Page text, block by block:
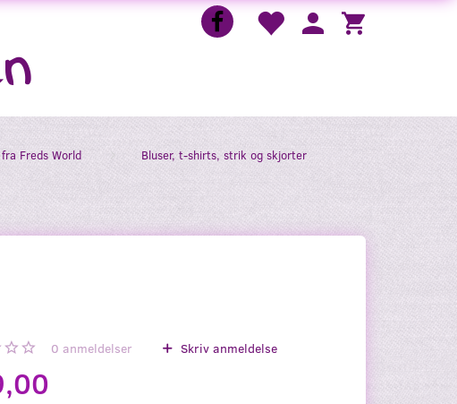
Freds World Bluser, t-shirts, strik og skjorter
0 anmeldelser Skriv anmeldelse